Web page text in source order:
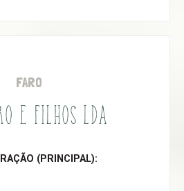
FARO
E FILHOS LDA
(PRINCIPAL):